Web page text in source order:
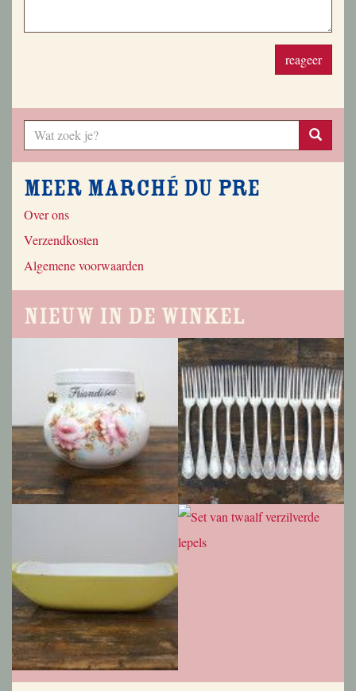
reageer
Meer Marché du Pre
Over ons
Verzendkosten
Algemene voorwaarden
Nieuw in de winkel